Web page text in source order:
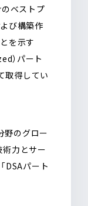
ベストプ
び構築作
を示す
）パート
取得してい
野のグロー
力とサー
DSAパート